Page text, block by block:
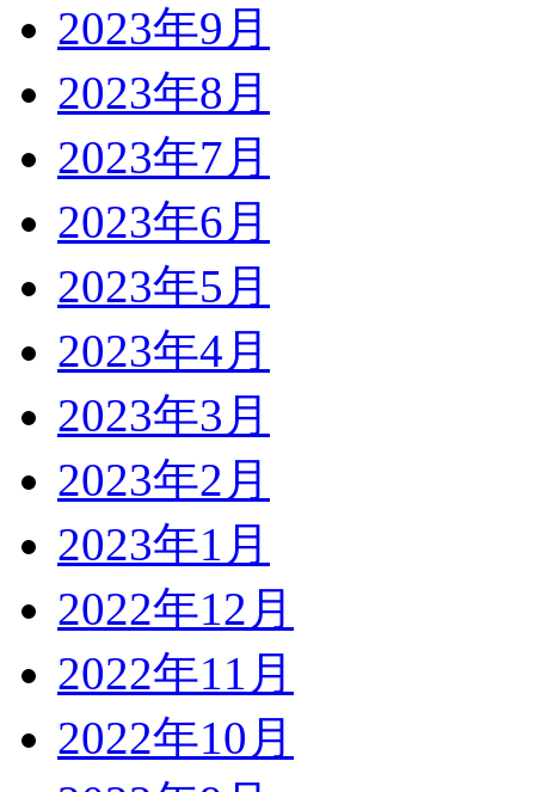
2023年9月
2023年8月
2023年7月
2023年6月
2023年5月
2023年4月
2023年3月
2023年2月
2023年1月
2022年12月
2022年11月
2022年10月